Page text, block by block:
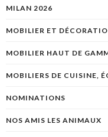
MILAN 2026
MOBILIER ET
MOBILIER HAUT DE
MOBILIERS DE CUISINE,
NOMINATIONS
NOS AMIS LES ANIMAUX